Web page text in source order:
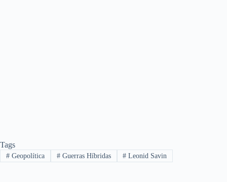
Tags
#Geopolítica #Guerras Híbridas # Leonid Savin